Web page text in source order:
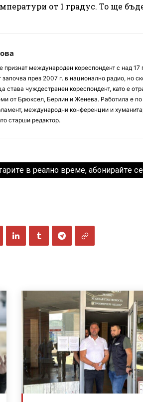
от 1 градус. То ще
признат международен кореспондент с над 17
започва през 2007 г. в национално радио, но
става чуждестранен кореспондент, като е
от Брюксел, Берлин и Женева. Работила е
международни конференции и
старши редактор.
в реално време, абонирайте